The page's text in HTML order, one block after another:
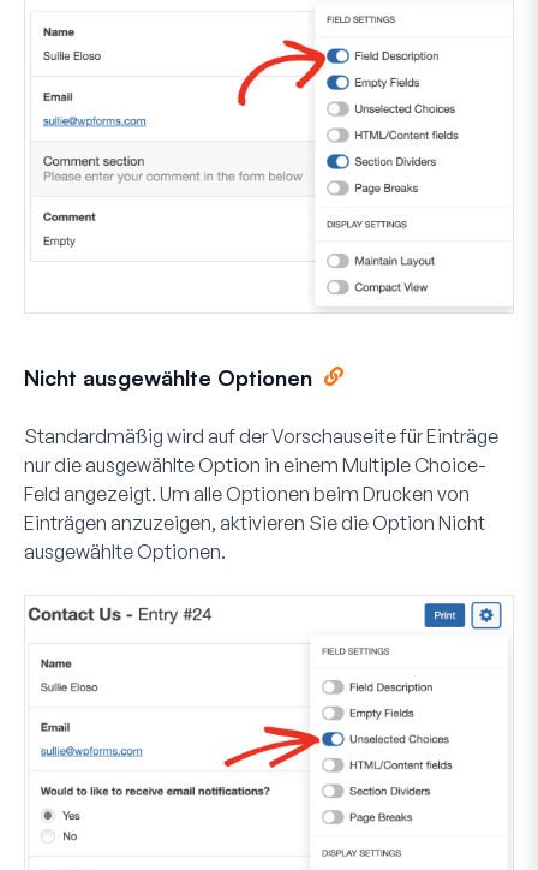
Nicht ausgewählte Optionen
Standardmäßig wird auf der Vorschauseite für Einträge
nur die ausgewählte Option in einem Multiple Choice-
Feld angezeigt. Um alle Optionen beim Drucken von
Einträgen anzuzeigen, aktivieren Sie die Option Nicht
ausgewählte Optionen.